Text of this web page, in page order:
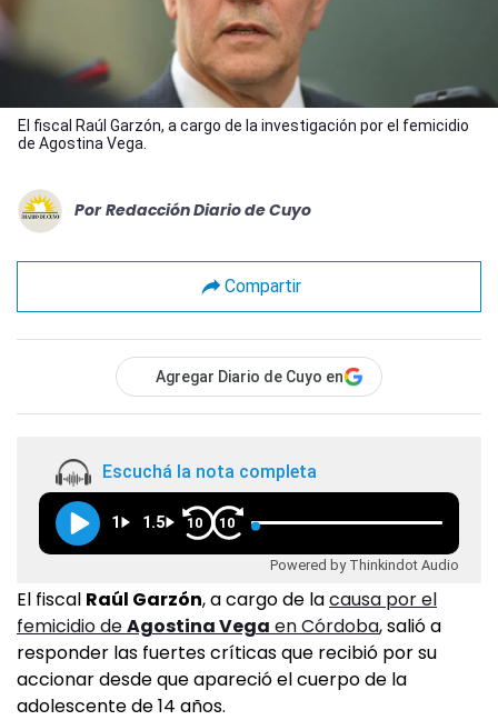
El fiscal Raúl Garzón, a cargo de la investigación por el femicidio
de Agostina Vega.
Por Redacción Diario de Cuyo
Compartir
Agregar Diario de Cuyo en
Escuchá la nota completa
1 1.5 10 10
Powered by Thinkindot Audio
El fiscal Raúl Garzón, a cargo de lacausa por el
femicidio deAgostina Vega en Córdoba, salió a
responder las fuertes críticas que recibió por su
accionar desde que apareció el cuerpo de la
adolescente de 14 años.